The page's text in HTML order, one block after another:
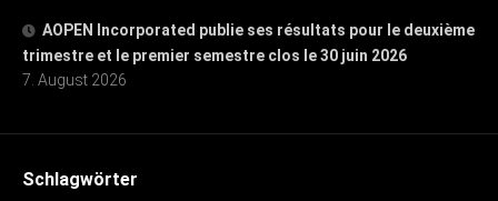
AOPEN Incorporated publie ses résultats pour le deuxième
trimestre et le premier semestre clos le 30 juin 2026
7. August 2026
Schlagwörter